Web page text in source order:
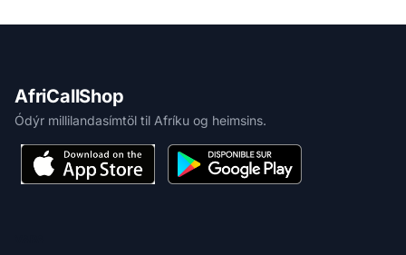
AfriCallShop
Ódýr millilandasímtöl til Afríku og heimsins.